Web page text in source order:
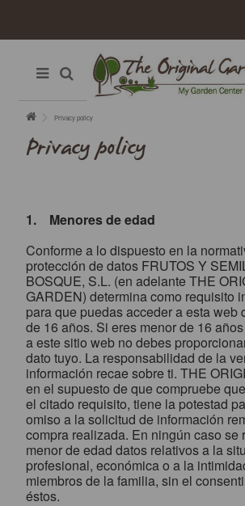
Privacy policy
Privacy policy
1. Menores de edad
Conforme a lo dispuesto en la
protección de datos FRUTOS Y
BOSQUE, S.L. (en adelante THE
GARDEN) determina como requisito
para que puedas acceder a esta web
de 16 años. Si eres menor de 16
a este sitio web no debes
dato tuyo. La responsabilidad de la
información recae sobre ti. THE
en el supuesto de que compruebe
el citado requisito, tiene la potestad
omiso a la solicitud de información
compra realizada. En ningún caso se
menor de edad datos relativos a la
profesional, económica o a la
miembros de la familia, sin el
éstos.